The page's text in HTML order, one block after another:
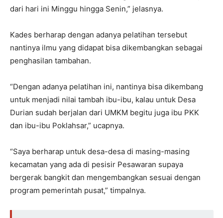
dari hari ini Minggu hingga Senin,” jelasnya.
Kades berharap dengan adanya pelatihan tersebut
nantinya ilmu yang didapat bisa dikembangkan sebagai
penghasilan tambahan.
“Dengan adanya pelatihan ini, nantinya bisa dikembang
untuk menjadi nilai tambah ibu-ibu, kalau untuk Desa
Durian sudah berjalan dari UMKM begitu juga ibu PKK
dan ibu-ibu Poklahsar,” ucapnya.
“Saya berharap untuk desa-desa di masing-masing
kecamatan yang ada di pesisir Pesawaran supaya
bergerak bangkit dan mengembangkan sesuai dengan
program pemerintah pusat,” timpalnya.